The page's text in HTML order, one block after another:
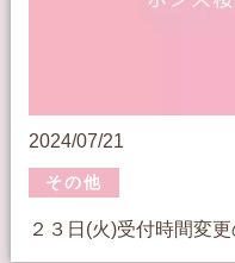
2024/07/21
その他
２３日(火)受付時間変